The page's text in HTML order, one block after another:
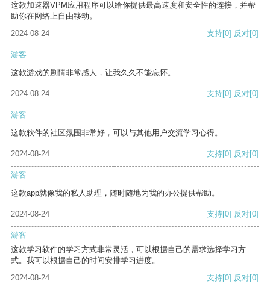
这款加速器VPM应用程序可以给你提供最高速度和安全性的连接，并帮
助你在网络上自由移动。
2024-08-24
支持[0] 反对[0]
游客
这款游戏的剧情非常感人，让我久久不能忘怀。
2024-08-24 支持[0] 反对[0]
游客
这款软件的社区氛围非常好，可以与其他用户交流学习心得。
2024-08-24 支持[0] 反对[0]
游客
这款app就像我的私人助理，随时随地为我的办公提供帮助。
2024-08-24 支持[0] 反对[0]
游客
这款学习软件的学习方式非常灵活，可以根据自己的需求选择学习方
式。我可以根据自己的时间安排学习进度。
2024-08-24
支持[0] 反对[0]